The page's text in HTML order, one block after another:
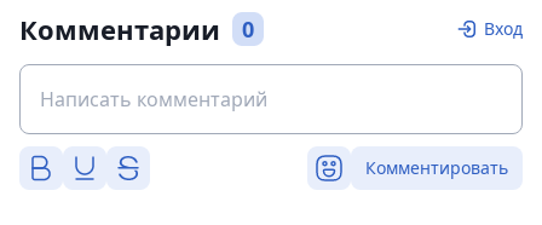
Комментарии 0 Вход
Комментировать